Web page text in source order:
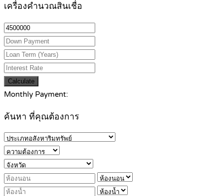
เครื่องคำนวณสินเชื่อ
Calculate
Monthly Payment:
ค้นหา ที่คุณต้องการ